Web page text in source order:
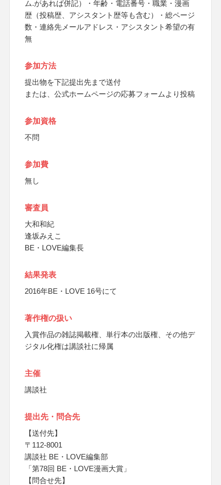
ム.があれば併記）・年齢・電話番号・職業・漫画
歴（投稿歴、アシスタント歴等も含む）・総ページ
数・連絡先メールアドレス・アシスタント希望の有
無
参加方法
提出物を下記提出先まで送付
または、公式ホームページの応募フォームより投稿
参加資格
不問
参加費
無し
審査員
大和和紀
逢坂みえこ
BE・LOVE編集長
結果発表
2016年BE・LOVE 16号にて
著作権の扱い
入賞作品の雑誌掲載権、単行本の出版権、その他デ
ジタル化権は講談社に帰属
主催
講談社
提出先・問合先
【送付先】
〒112-8001
講談社 BE・LOVE編集部
「第78回 BE・LOVE漫画大賞」
【問合せ先】